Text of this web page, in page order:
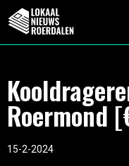
Roermond
15-2-2024